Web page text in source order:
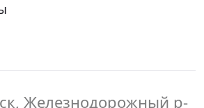
Железнодорожный р-